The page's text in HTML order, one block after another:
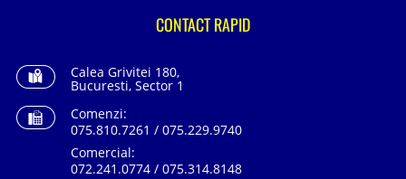
CONTACT RAPID
Calea Grivitei 180,
Bucuresti, Sector 1
Comenzi:
075.810.7261 / 075.229.9740
Comercial:
072.241.0774 / 075.314.8148